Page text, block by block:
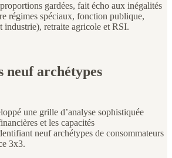
gardées, fait écho aux inégalités
régimes spéciaux, fonction publique,
industrie), retraite agricole et RSI.
neuf archétypes
une grille d’analyse sophistiquée
et les capacités
neuf archétypes de consommateurs
3x3.